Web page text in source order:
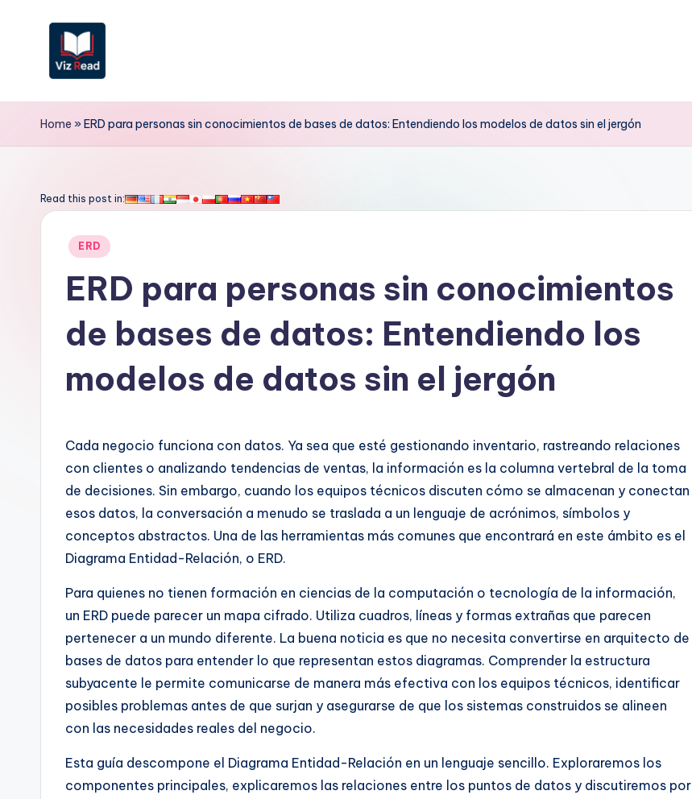
V
iz
e
is
A
ft
w
Home »ERD para personas sin conocimientos de bases de datos: Entendiendo los modelos de datos sin el jergón
Read this post in:
Publicado
ERD
ERD para personas sin conocimientos
de bases de datos: Entendiendo los
modelos de datos sin el jergón
Cada negocio funciona con datos. Ya sea que esté gestionando inventario, rastreando relaciones
con clientes o analizando tendencias de ventas, la información es la columna vertebral de la toma
de decisiones. Sin embargo, cuando los equipos técnicos discuten cómo se almacenan y conectan
esos datos, la conversación a menudo se traslada a un lenguaje de acrónimos, símbolos y
conceptos abstractos. Una de las herramientas más comunes que encontrará en este ámbito es el
Diagrama Entidad-Relación, o ERD.
Para quienes no tienen formación en ciencias de la computación o tecnología de la información,
un ERD puede parecer un mapa cifrado. Utiliza cuadros, líneas y formas extrañas que parecen
pertenecer a un mundo diferente. La buena noticia es que no necesita convertirse en arquitecto de
bases de datos para entender lo que representan estos diagramas. Comprender la estructura
subyacente le permite comunicarse de manera más efectiva con los equipos técnicos, identificar
posibles problemas antes de que surjan y asegurarse de que los sistemas construidos se alineen
con las necesidades reales del negocio.
Esta guía descompone el Diagrama Entidad-Relación en un lenguaje sencillo. Exploraremos los
componentes principales, explicaremos las relaciones entre los puntos de datos y discutiremos por